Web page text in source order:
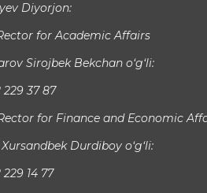
Diyorjon:
for Academic Affairs
Sirojbek Bekchan o‘g‘li:
229 37 87
for Finance and Economic
Durdiboy o‘g‘li:
14 77